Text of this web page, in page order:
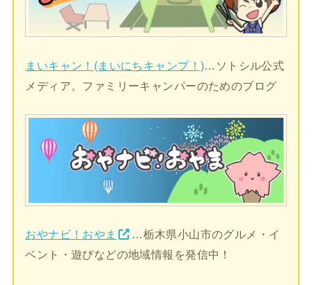
まいキャン！(まいにちキャンプ！) …ソトシル公式
メディア。ファミリーキャンパーのためのブログ
おやナビ！おやま
…栃木県小山市のグルメ・イ
ベント・遊びなどの地域情報を発信中！